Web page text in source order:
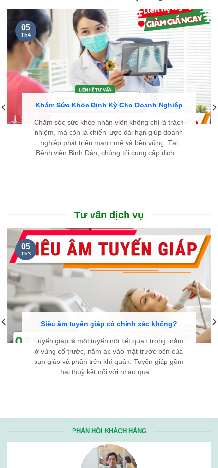
Khám Sức Khỏe Định Kỳ Cho Doanh Nghiệp
Chăm sóc sức khỏe nhân viên không chỉ là trách
nhiệm, mà còn là chiến lược dài hạn giúp doanh
nghiệp phát triển mạnh mẽ và bền vững. Tại
Bệnh viện Bình Dân, chúng tôi cung cấp dịch ...
05
Th4
Tư vấn dịch vụ
Siêu âm tuyến giáp có chính xác không?
Tuyến giáp là một tuyến nội tiết quan trọng, nằm
ở vùng cổ trước, nằm áp vào mặt trước bên của
sụn giáp và phần trên khí quản. Tuyến giáp gồm
hai thuỳ kết nối với nhau qua ...
05
Th3
PHẢN HỒI KHÁCH HÀNG